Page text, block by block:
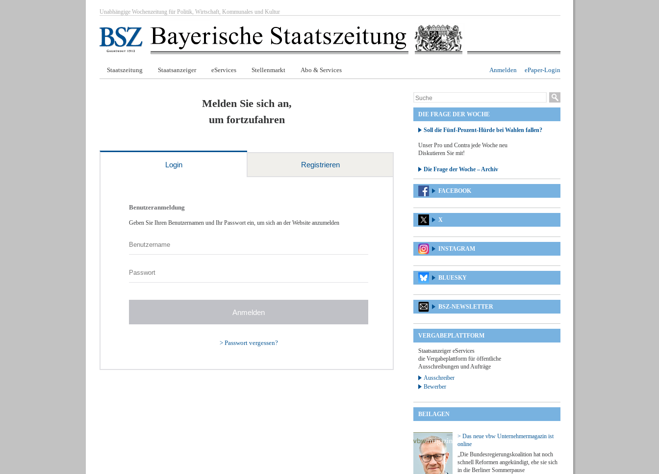
Unabhängige Wochenzeitung für Politik, Wirtschaft, Kommunales und Kultur
ePaper-Login
Anmelden
Staatszeitung Staatsanzeiger eServices Stellenmarkt Abo & Services
Melden Sie sich an,
um fortzufahren
Login Registrieren
Benutzeranmeldung
Geben Sie Ihren Benutzernamen und Ihr Passwort ein, um sich an der Website anzumelden
> Passwort vergessen?
DIE FRAGE DER WOCHE
Soll die Fünf-Prozent-Hürde bei Wahlen fallen?
Unser Pro und Contra jede Woche neu
Diskutieren Sie mit!
Die Frage der Woche – Archiv
FACEBOOK
X
INSTAGRAM
BLUESKY
BSZ-NEWSLETTER
VERGABEPLATTFORM
Staatsanzeiger eServices
die Vergabeplattform für öffentliche
Ausschreibungen und Aufträge
Ausschreiber
Bewerber
BEILAGEN
> Das neue vbw Unternehmermagazin ist
online
„Die Bundesregierungskoalition hat noch
schnell Reformen angekündigt, ehe sie sich
in die Berliner Sommerpause